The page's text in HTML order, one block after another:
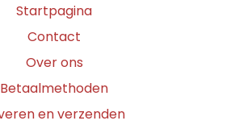
Startpagina
Contact
Over ons
Betaalmethoden
en verzenden